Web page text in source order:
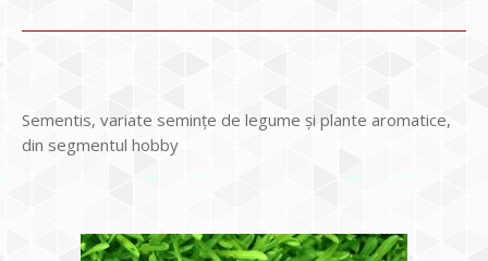
Sementis, variate semințe de legume și plante aromatice,
din segmentul hobby